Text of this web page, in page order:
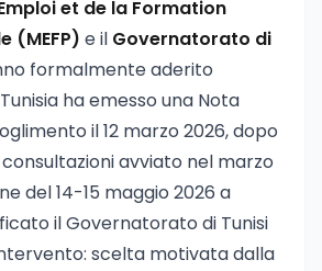
et de la Formation
(MEFP) e il Governatorato di
formalmente aderito
ha emesso una Nota
il 12 marzo 2026, dopo
avviato nel marzo
del 14-15 maggio 2026 a
il Governatorato di Tunisi
scelta motivata dalla